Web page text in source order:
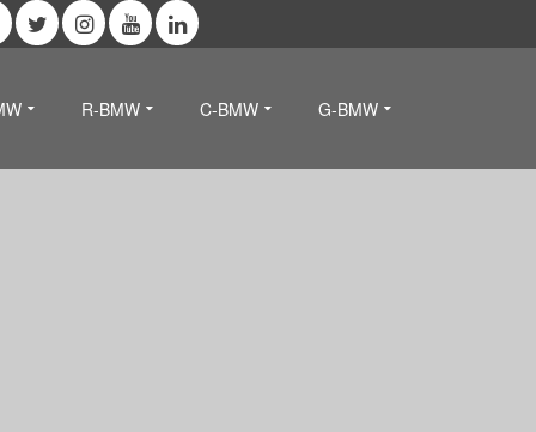
R-BMW C-BMW G-BMW